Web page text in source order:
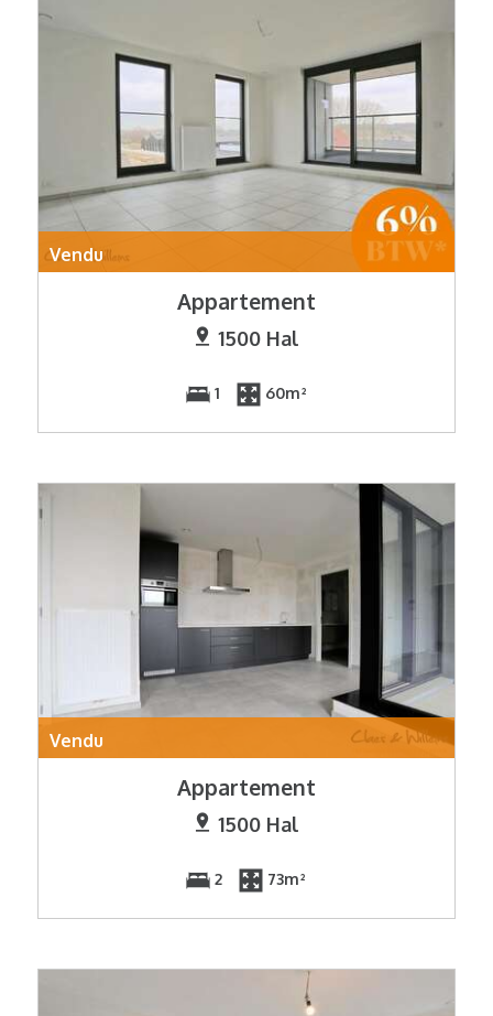
Vendu
Appartement
1500 Hal
1 60m²
Vendu
Appartement
1500 Hal
2 73m²